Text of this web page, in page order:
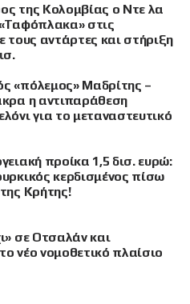
της Κολομβίας ο Ντε λα
στις
τους αντάρτες και στήριξη
«πόλεμος» Μαδρίτης –
η αντιπαράθεση
για το μεταναστευτικό
προίκα 1,5 δισ. ευρώ:
κερδισμένος πίσω
Κρήτης!
σε Οτσαλάν και
νέο νομοθετικό πλαίσιο